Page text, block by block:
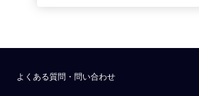
よくある質問・問い合わせ